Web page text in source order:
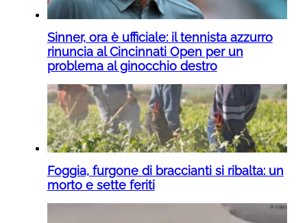
Sinner, ora è ufficiale: il tennista azzurro
rinuncia al Cincinnati Open per un
problema al ginocchio destro
Foggia, furgone di braccianti si ribalta: un
morto e sette feriti